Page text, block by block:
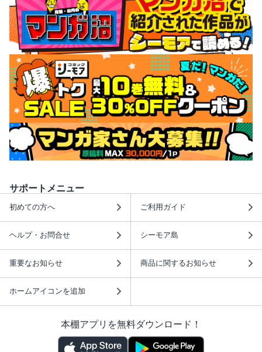
サポートメニュー
初めての方へ ご利用ガイド
ヘルプ・お問合せ シーモア島
重要なお知らせ 商品に関するお知らせ
ホームアイコンを追加
本棚アプリを無料ダウンロード！